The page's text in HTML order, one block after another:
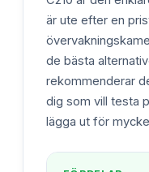
är ute efter en
de bästa
rekommenderar
dig som vill testa
lägga ut för